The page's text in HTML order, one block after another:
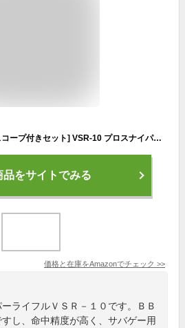
東京マルイ [SGM BB弾&スコープ付きセット] VSR-10 プロスナイパー バージョン
品をサイトでみる
価格と在庫をAmazonでチェック >>
ライフルＶＳＲ－１０です。ＢＢ
し、命中精度が高く、サバゲー用